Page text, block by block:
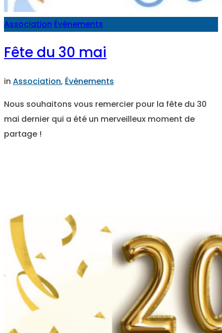
Association Évènements
Fête du 30 mai
in Association, Évènements
Nous souhaitons vous remercier pour la fête du 30
mai dernier qui a été un merveilleux moment de
partage !